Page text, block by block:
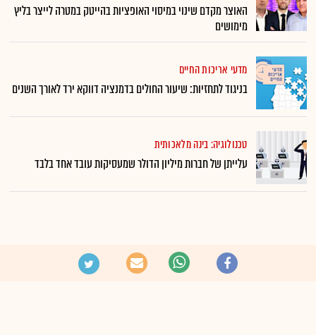
האוצר מקדם שינוי במיסוי האופציות בהייטק במטרה לייצר בליץ
מימושים
מדעי אריכות החיים
בניגוד לתחזיות: שיעור החולים בדמנציה דווקא ירד לאורך השנים
טכנולוגיה: בינה מלאכותית
עלייתן של חברות מיליון הדולר שמעסיקות עובד אחד בלבד